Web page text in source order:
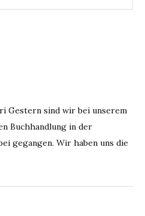
Gestern sind wir bei unserem
Buchhandlung in der
gegangen. Wir haben uns die